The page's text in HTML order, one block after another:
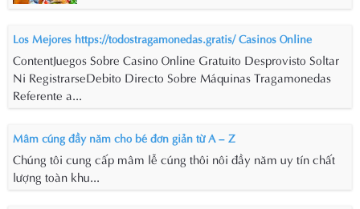
Los Mejores https://todostragamonedas.gratis/ Casinos Online
ContentJuegos Sobre Casino Online Gratuito Desprovisto Soltar
Ni RegistrarseDebito Directo Sobre Máquinas Tragamonedas
Referente a...
Mâm cúng đầy năm cho bé đơn giản từ A – Z
Chúng tôi cung cấp mâm lễ cúng thôi nôi đầy năm uy tín chất
lượng toàn khu...